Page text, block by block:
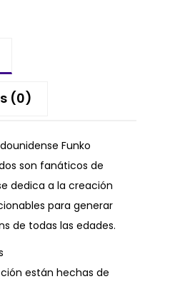
(0)
Funko
son fanáticos de
dedica a la creación
para generar
de todas las edades.
están hechas de